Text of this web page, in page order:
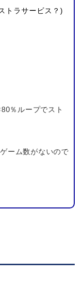
トラサービス？)
％ループでスト
ーム数がないので